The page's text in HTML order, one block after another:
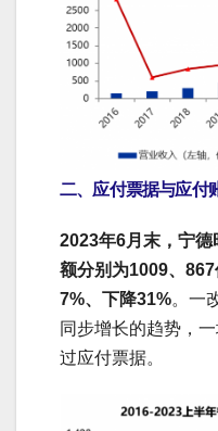
二、应付票据与应付
2023年6月末，宁
额分别为1009、
7%、下降31%。一
同步增长的趋势，
过应付票据。